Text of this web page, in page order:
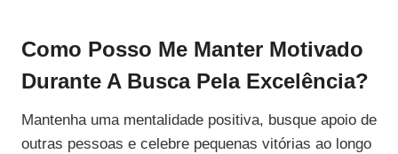
Como Posso Me Manter Motivado
Durante A Busca Pela Excelência?
Mantenha uma mentalidade positiva, busque apoio de
outras pessoas e celebre pequenas vitórias ao longo